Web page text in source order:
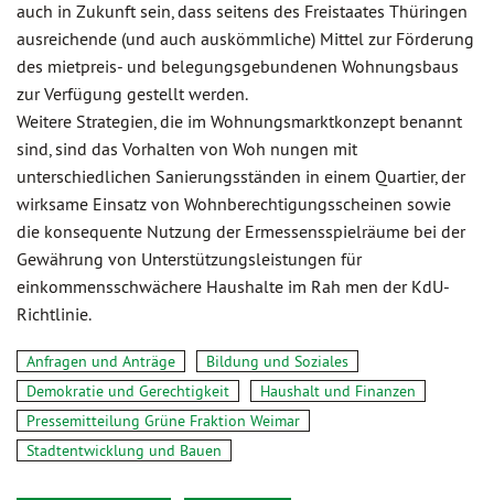
auch in Zukunft sein, dass seitens des Freistaates Thüringen
ausreichende (und auch auskömmliche) Mittel zur Förderung
des mietpreis- und belegungsgebundenen Wohnungsbaus
zur Verfügung gestellt werden.
Weitere Strategien, die im Wohnungsmarktkonzept benannt
sind, sind das Vorhalten von Woh nungen mit
unterschiedlichen Sanierungsständen in einem Quartier, der
wirksame Einsatz von Wohnberechtigungsscheinen sowie
die konsequente Nutzung der Ermessensspielräume bei der
Gewährung von Unterstützungsleistungen für
einkommensschwächere Haushalte im Rah men der KdU-
Richtlinie.
Anfragen und Anträge
Bildung und Soziales
Demokratie und Gerechtigkeit
Haushalt und Finanzen
Pressemitteilung Grüne Fraktion Weimar
Stadtentwicklung und Bauen